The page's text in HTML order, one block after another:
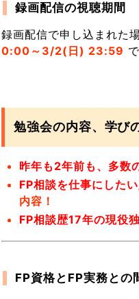
録画配信の視聴期間
録画配信で申し込まれた
0:00～3/2(日) 23:59
勉強会の内容、学び
昨年も2年前も、多数
FP相談を仕事にしたい
内容！
FP相談歴17年の現役
FP資格とFP実務との